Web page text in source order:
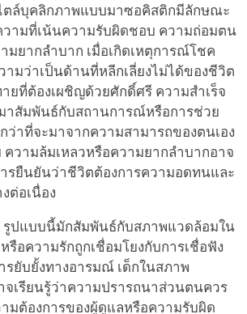
ตล์บุคลิกภาพแบบมาซอคิสติกมีลักษณะ
ามที่เน้นความรับผิดชอบ ความถ่อมตน
มยากลำบาก เมื่อเกิดเหตุการณ์โชค
มว่าเป็นด้านที่หลีกเลี่ยงไม่ได้ของชีวิต
ยที่ต้องเผชิญด้วยศักดิ์ศรี ความสำเร็จ
าสัมพันธ์กับสถานการณ์หรือการช่วย
ว่าที่จะมาจากความสามารถของตนเอง
วามล้มเหลวหรือความยากลำบากอาจ
รยืนยันว่าชีวิตต้องการความอดทนและ
ต่อเนื่อง
ปแบบนี้มักสัมพันธ์กับสภาพแวดล้อมใน
รือความรักถูกเชื่อมโยงกับการเชื่อฟัง
รยับยั้งทางอารมณ์ เด็กในสภาพ
เรียนรู้ว่าความปรารถนาส่วนตนควร
มต้องการของผู้ดูแลหรือความรับผิด